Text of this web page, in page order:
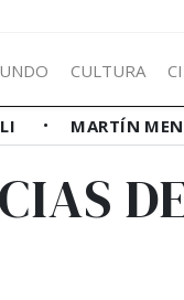
CULTURA
MARTÍN